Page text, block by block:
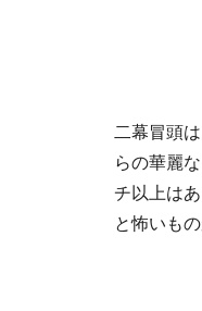
二幕冒頭
らの華麗
チ以上は
と怖いも